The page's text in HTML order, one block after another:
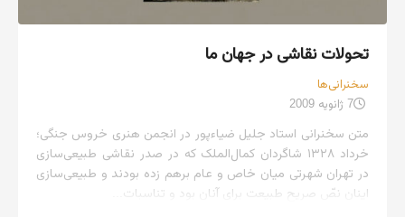
تحولات نقاشی در جهان ما
سخنرانی‌ها
7 ژانویه 2009
متن سخنرانی استاد جلیل ضیاءپور در انجمن هنری خروس جنگی؛
خرداد ۱۳۲۸ شاگردان کمال‌الملک که در صدر نقاشی طبیعی‌سازی
در تهران شهرتی میان خاص و عام برهم زده بودند و طبیعی‌سازی
اینان نصّ صریح طبیعت برای آنان بود و تناسبات...